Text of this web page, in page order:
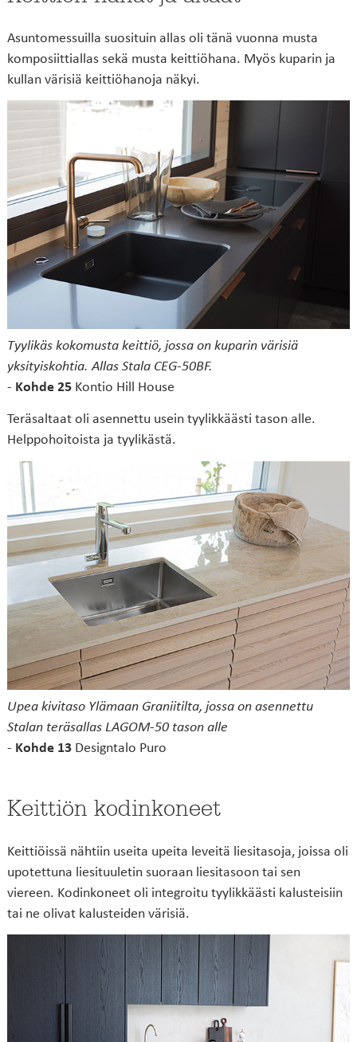
Asuntomessuilla suosituin allas oli tänä vuonna musta
komposiittiallas sekä musta keittiöhana. Myös kuparin ja
kullan värisiä keittiöhanoja näkyi.
Tyylikäs kokomusta keittiö, jossa on kuparin värisiä
yksityiskohtia. Allas Stala CEG-50BF.
- Kohde 25Kontio Hill House
Teräsaltaat oli asennettu usein tyylikkäästi tason alle.
Helppohoitoista ja tyylikästä.
Upea kivitaso Ylämaan Graniitilta, jossa on asennettu
Stalan teräsallas LAGOM-50 tason alle
- Kohde 13Designtalo Puro
Keittiön kodinkoneet
Keittiöissä nähtiin useita upeita leveitä liesitasoja, joissa oli
upotettuna liesituuletin suoraan liesitasoon tai sen
viereen. Kodinkoneet oli integroitu tyylikkäästi kalusteisiin
tai ne olivat kalusteiden värisiä.